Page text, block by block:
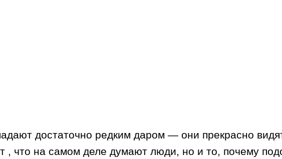
достаточно редким даром — они прекрасно
, что на самом деле думают люди, но и то, почему